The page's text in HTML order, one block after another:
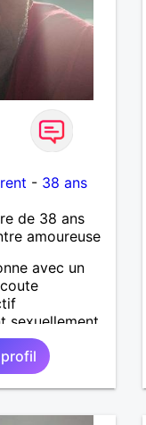
- 38 ans
de 38 ans
amoureuse
avec un
sexuellement
a l'écoute